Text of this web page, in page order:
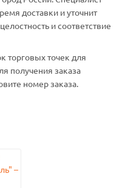
доставки и уточнит
и соответствие
торговых точек для
получения заказа
номер заказа.